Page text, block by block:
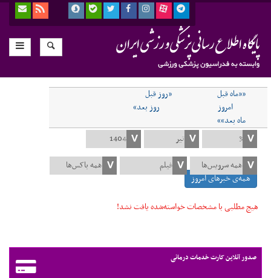
««ماه قبل
«روز قبل
امروز
روز بعد»
ماه بعد»»
همه‌ی خبرهای امروز
هیچ مطلبی با مشخصات خواسته‌شده یافت نشد!
صدور آنلاین کارت خدمات درمانی